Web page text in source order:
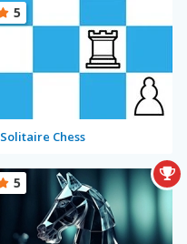
Solitaire Chess
5
5